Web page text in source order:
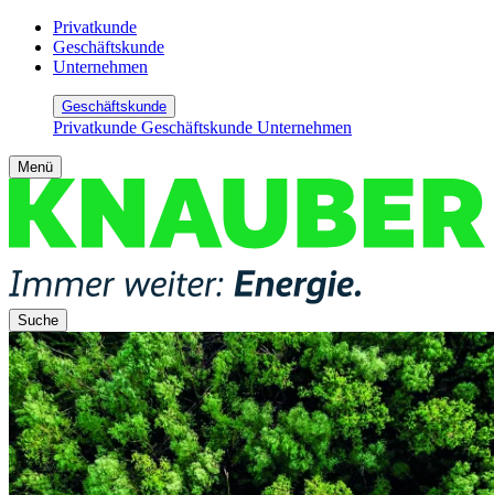
Privatkunde
Geschäftskunde
Unternehmen
Geschäftskunde
Privatkunde Geschäftskunde Unternehmen
Menü
Suche